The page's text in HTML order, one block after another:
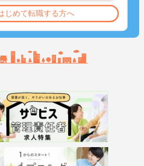
じめて転職する方へ